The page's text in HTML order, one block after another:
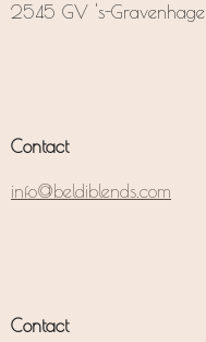
2545 GV 's-Gravenhage
Contact
info@beldiblends.com
Contact